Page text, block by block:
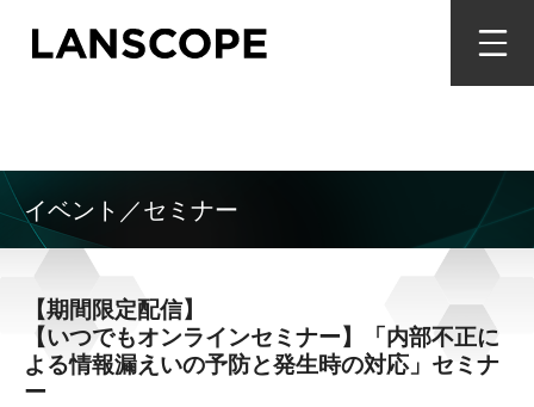
イベント／セミナー
【期間限定配信】
【いつでもオンラインセミナー】「内部不正に
よる情報漏えいの予防と発生時の対応」セミナ
ー